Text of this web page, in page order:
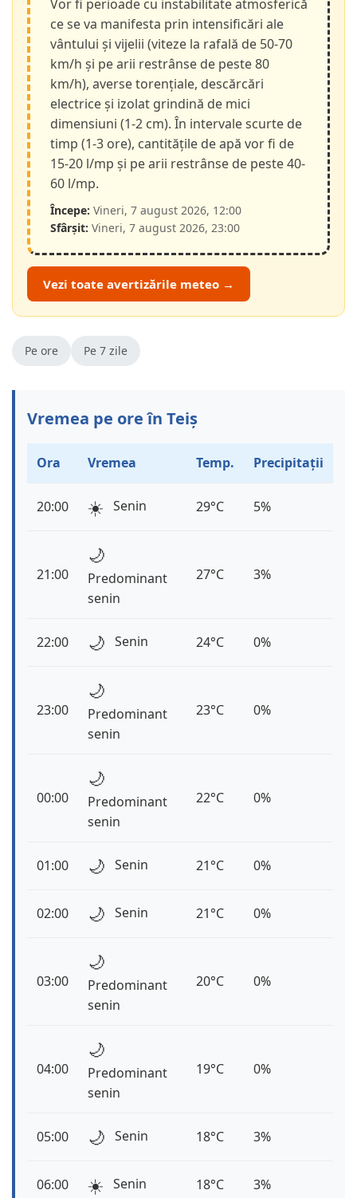
Vor fi perioade cu instabilitate atmosferică
ce se va manifesta prin intensificări ale
vântului și vijelii (viteze la rafală de 50-70
km/h și pe arii restrânse de peste 80
km/h), averse torențiale, descărcări
electrice și izolat grindină de mici
dimensiuni (1-2 cm). În intervale scurte de
timp (1-3 ore), cantitățile de apă vor fi de
15-20 l/mp și pe arii restrânse de peste 40-
60 l/mp.
Începe: Vineri, 7 august 2026, 12:00
Sfârșit: Vineri, 7 august 2026, 23:00
Vezi toate avertizările meteo →
Pe ore Pe 7 zile
Vremea pe ore în Teiș
Ora Vremea Temp. Precipitații
20:00 ☀️ Senin 29°C 5%
21:00
🌙
Predominant
senin
27°C 3%
22:00 🌙 Senin 24°C 0%
23:00
🌙
Predominant
senin
23°C 0%
00:00
🌙
Predominant
senin
22°C 0%
01:00 🌙 Senin 21°C 0%
02:00 🌙 Senin 21°C 0%
03:00
🌙
Predominant
senin
20°C 0%
04:00
🌙
Predominant
senin
19°C 0%
05:00 🌙 Senin 18°C 3%
06:00 ☀️ Senin 18°C 3%